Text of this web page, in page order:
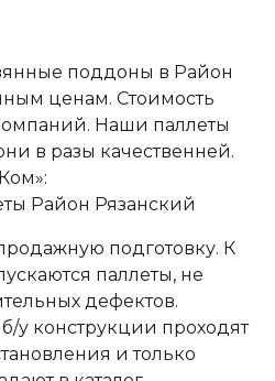
поддоны в Район
ценам. Стоимость
Наши паллеты
в разы качественней.
подготовку. К
паллеты, не
дефектов.
у конструкции проходят
и только